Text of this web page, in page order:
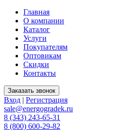
Главная
О компании
Каталог
Услуги
Покупателям
Оптовикам
Скидки
Контакты
Вход | Регистрация
sale@energogradek.ru
8 (343) 243-65-31
8 (800) 600-29-82